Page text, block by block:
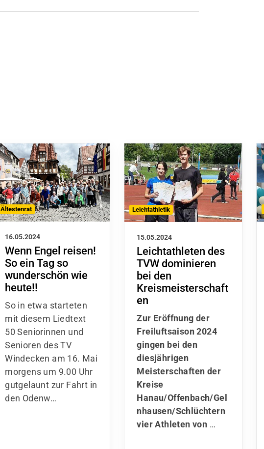
Ältestenrat
16.05.2024
Wenn Engel reisen!
So ein Tag so
wunderschön wie
heute!!
So in etwa starteten
mit diesem Liedtext
50 Seniorinnen und
Senioren des TV
Windecken am 16. Mai
morgens um 9.00 Uhr
gutgelaunt zur Fahrt in
den Odenw…
Leichtathletik
15.05.2024
Leichtathleten des
TVW dominieren
bei den
Kreismeisterschaft
en
Zur Eröffnung der
Freiluftsaison 2024
gingen bei den
diesjährigen
Meisterschaften der
Kreise
Hanau/Offenbach/Gel
nhausen/Schlüchtern
vier Athleten von …